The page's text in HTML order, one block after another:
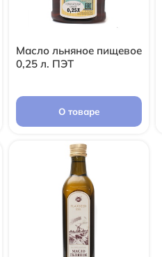
Масло льняное пищевое
0,25 л. ПЭТ
О товаре